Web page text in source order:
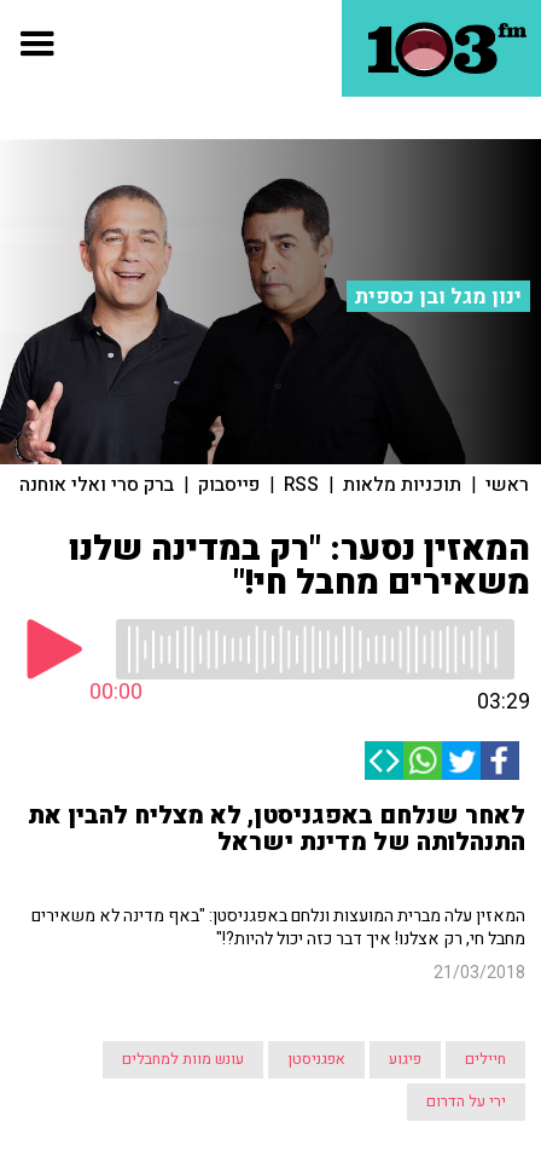
ינון מגל ובן כספית
ראשי | תוכניות מלאות |
RSS
| פייסבוק | ברק סרי ואלי אוחנה
המאזין נסער: "רק במדינה שלנו
משאירים מחבל חי!"
00:00 03:29
לאחר שנלחם באפגניסטן, לא מצליח להבין את
התנהלותה של מדינת ישראל
המאזין עלה מברית המועצות ונלחם באפגניסטן: "באף מדינה לא משאירים
מחבל חי, רק אצלנו! איך דבר כזה יכול להיות?!"
21/03/2018
חיילים פיגוע אפגניסטן
עונש מוות למחבלים
ירי על הדרום